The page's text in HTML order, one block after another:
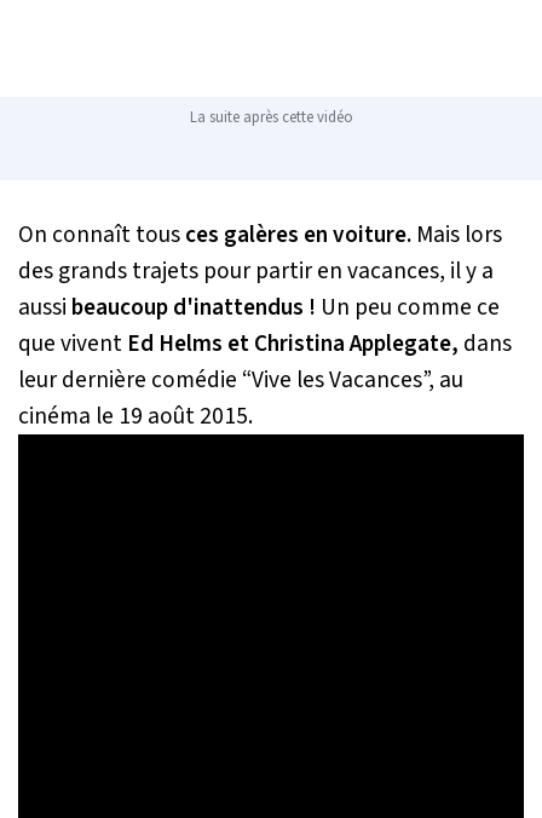
La suite après cette vidéo
On connaît tousces galères en voiture. Mais lors
des grands trajets pour partir en vacances, il y a
aussi beaucoup d'inattendus ! Un peu comme ce
que vivent Ed Helms et Christina Applegate, dans
leur dernière comédie “Vive les Vacances”, au
cinéma le 19 août 2015.